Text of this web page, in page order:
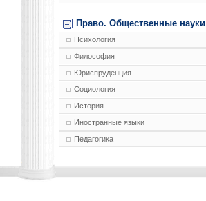
Право. Общественные науки
Психология
Философия
Юриспруденция
Социология
История
Иностранные языки
Педагогика